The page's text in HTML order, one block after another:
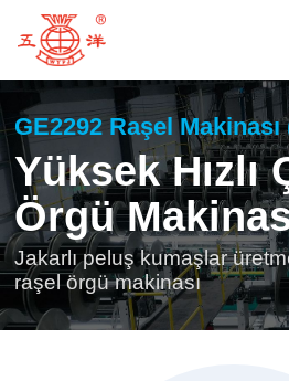
GE2292 Raşel
Yüksek Hızlı
Örgü
Jakarlı peluş kumaşlar
raşel örgü makinası